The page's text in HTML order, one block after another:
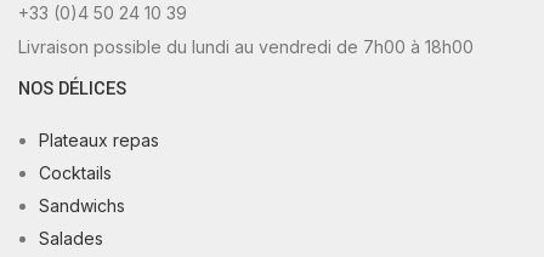
+33 (0)4 50 24 10 39
Livraison possible du lundi au vendredi de 7h00 à 18h00
NOS DÉLICES
Plateaux repas
Cocktails
Sandwichs
Salades